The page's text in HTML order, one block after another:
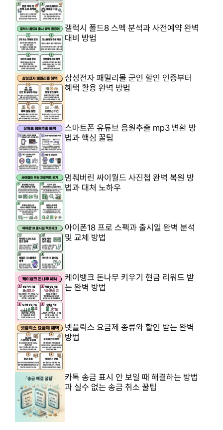
갤럭시 폴드8 스펙 분석과 사전예약 완벽
대비 방법
삼성전자 패밀리몰 군인 할인 인증부터
혜택 활용 완벽 방법
스마트폰 유튜브 음원추출 mp3 변환 방
법과 핵심 꿀팁
멈춰버린 싸이월드 사진첩 완벽 복원 방
법과 대처 노하우
아이폰18 프로 스펙과 출시일 완벽 분석
및 교체 방법
케이뱅크 돈나무 키우기 현금 리워드 받
는 완벽 방법
넷플릭스 요금제 종류와 할인 받는 완벽
방법
카톡 송금 표시 안 보일 때 해결하는 방법
과 실수 없는 송금 취소 꿀팁